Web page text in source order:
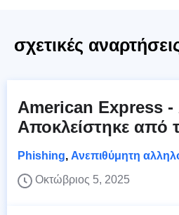
σχετικές
American Express
Αποκλείστηκε από
Phishing, Ανεπιθύμητη
Οκτώβριος 5, 2025